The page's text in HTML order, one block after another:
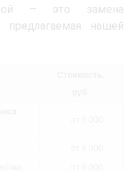
– это замена
нашей